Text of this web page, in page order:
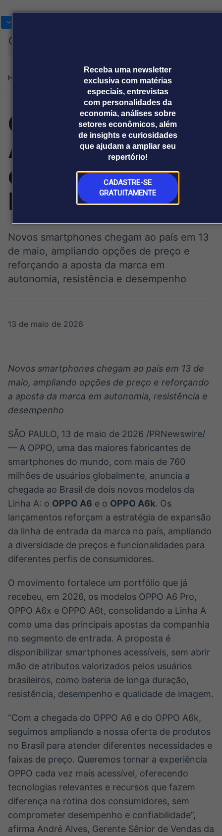
Receba uma newsletter
exclusiva com matérias
especiais, entrevistas
com personalidades da
economia, análises sobre
setores econômicos, além
de insights e curiosidades
que ajudam a ampliar seu
repertório!
CADASTRE-SE
GRATUITAMENTE
Home Produtos e soluçõesNotíciasBlogWeekendInstitucional
Plataformas
Broadcast
Broadcast+
O mercado
financeiro em
tempo real
Broadcast
Tudo sobre o
agronegócio
Broadcast
Político
Os bastidores da
política em tempo
real
Broadcast
Energia
energia elétrica
Broadcast
OTC
Plataforma para
Datafeed
APIs para
Broadcast
Ticker
Cotações e
notícias
Broadcast
Widgets
Componentes
funcionalidades
Broadcast
Wallboard
Conteúdos e
dados para
Broadcast
Curadoria
Curadoria de
Tecnologia
Broadcast
Radar
Monitoramento
inteligente de
notícias e
conteúdos
Broadcast
Fundos
A melhor
plataforma para
de investimento
no Brasil
IA
Em breve
BroadFast
Em breve
Gestão de
Investimentos
Em breve
Tokenização
de ativos
Em breve
Crédito
Releases Broadcast
Prêmio Broadcast
Prêmio Broadcast
Empresas
Releases
OPPO lança A6 e
A6k e acelera
expansão da
Linha A no Brasil
Novos smartphones chegam ao país em 13
de maio, ampliando opções de preço e
reforçando a aposta da marca em
autonomia, resistência e desempenho
13 de maio de 2026
Novos smartphones chegam ao país em 13 de
maio, ampliando opções de preço e reforçando
a aposta da marca em autonomia, resistência e
desempenho
SÃO PAULO, 13 de maio de 2026 /PRNewswire/
— A OPPO, uma das maiores fabricantes de
smartphones do mundo, com mais de 760
milhões de usuários globalmente, anuncia a
chegada ao Brasil de dois novos modelos da
Linha A: o OPPO A6 e o OPPO A6k. Os
lançamentos reforçam a estratégia de expansão
da linha de entrada da marca no país, ampliando
a diversidade de preços e funcionalidades para
diferentes perfis de consumidores.
O movimento fortalece um portfólio que já
recebeu, em 2026, os modelos OPPO A6 Pro,
OPPO A6x e OPPO A6t, consolidando a Linha A
como uma das principais apostas da companhia
no segmento de entrada. A proposta é
disponibilizar smartphones acessíveis, sem abrir
mão de atributos valorizados pelos usuários
brasileiros, como bateria de longa duração,
resistência, desempenho e qualidade de imagem.
“Com a chegada do OPPO A6 e do OPPO A6k,
seguimos ampliando a nossa oferta de produtos
no Brasil para atender diferentes necessidades e
faixas de preço. Queremos tornar a experiência
OPPO cada vez mais acessível, oferecendo
tecnologias relevantes e recursos que fazem
diferença na rotina dos consumidores, sem
comprometer desempenho e confiabilidade”,
afirma André Alves, Gerente Sênior de Vendas da